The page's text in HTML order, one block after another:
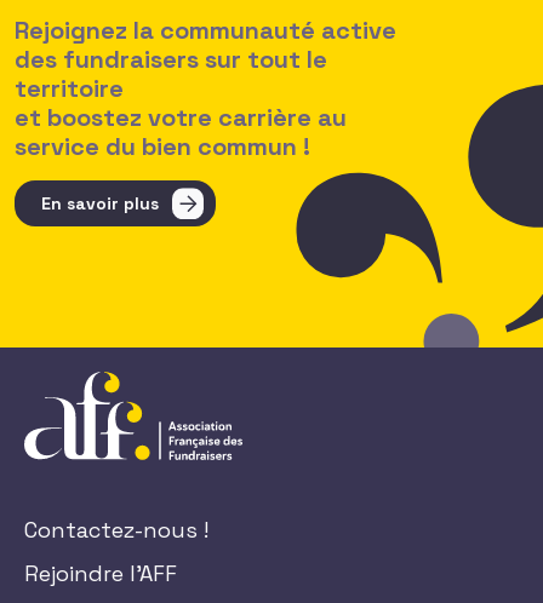
Rejoignez la communauté active
des fundraisers sur tout le
territoire
et boostez votre carrière au
service du bien commun !
En savoir plus
Contactez-nous !
Rejoindre l'AFF